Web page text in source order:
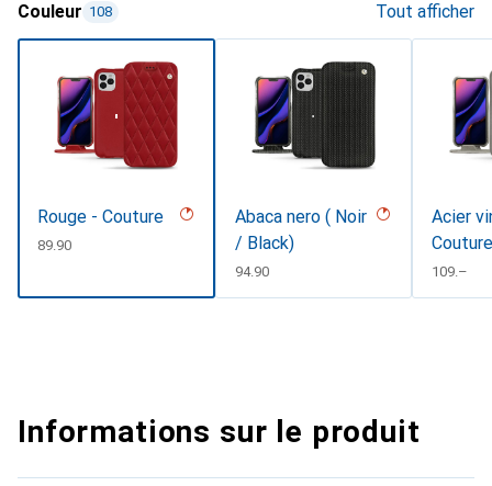
Couleur 108 Tout afficher
Rouge - Couture
CHF
89.90
Abaca nero ( Noir
/ Black)
CHF
94.90
Acier
CHF
109.–
Informations sur le produit